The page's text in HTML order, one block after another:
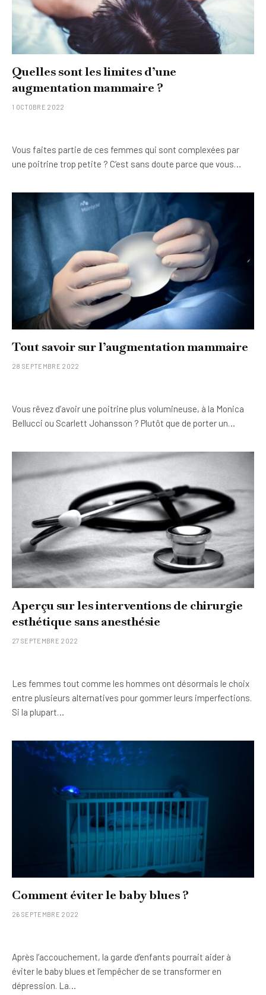
Quelles sont les limites d’une
augmentation mammaire ?
1 OCTOBRE 2022
Vous faites partie de ces femmes qui sont complexées par
une poitrine trop petite ? C’est sans doute parce que vous…
Tout savoir sur l’augmentation mammaire
28 SEPTEMBRE 2022
Vous rêvez d’avoir une poitrine plus volumineuse, à la Monica
Bellucci ou Scarlett Johansson ? Plutôt que de porter un…
Aperçu sur les interventions de chirurgie
esthétique sans anesthésie
27 SEPTEMBRE 2022
Les femmes tout comme les hommes ont désormais le choix
entre plusieurs alternatives pour gommer leurs imperfections.
Si la plupart…
Comment éviter le baby blues ?
26 SEPTEMBRE 2022
Après l’accouchement, la garde d’enfants pourrait aider à
éviter le baby blues et l’empêcher de se transformer en
dépression. La…